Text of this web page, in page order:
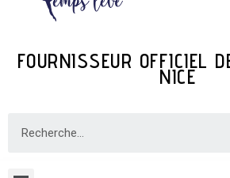
FOURNISSEUR OFFICIEL
NICE